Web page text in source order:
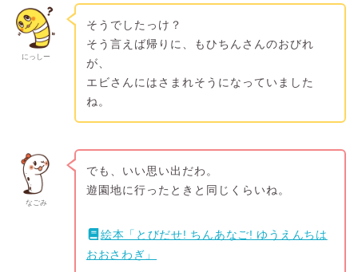
にっしー
そうでしたっけ？
そう言えば帰りに、もひちんさんのおびれ
が、
エビさんにはさまれそうになっていました
ね。
なごみ
でも、いい思い出だわ。
遊園地に行ったときと同じくらいね。
絵本「とびだせ! ちんあなご! ゆうえんちは
おおさわぎ」